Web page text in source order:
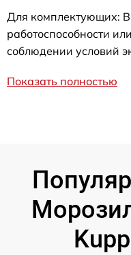
Для комплектующих:
работоспособности
соблюдении условий
Показать полностью